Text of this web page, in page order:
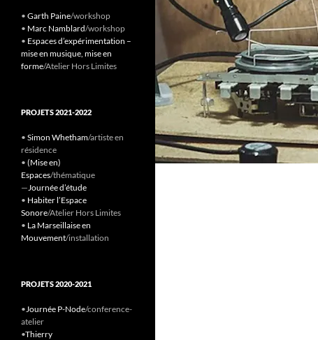
• Garth Paine/workshop
• Marc Namblard/workshop
• Espaces d’expérimentation –
mise en musique, mise en
forme/Atelier Hors Limites
PROJETS 2021-2022
• Simon Whetham/artiste en
résidence
• (Mise en)
Espaces/thématique
—Journée d’étude
• Habiter l’Espace
Sonore/Atelier Hors Limites
• La Marseillaise en
Mouvement/installation
PROJETS 2020-2021
•Journée P-Node/conference-
atelier
•Thierry